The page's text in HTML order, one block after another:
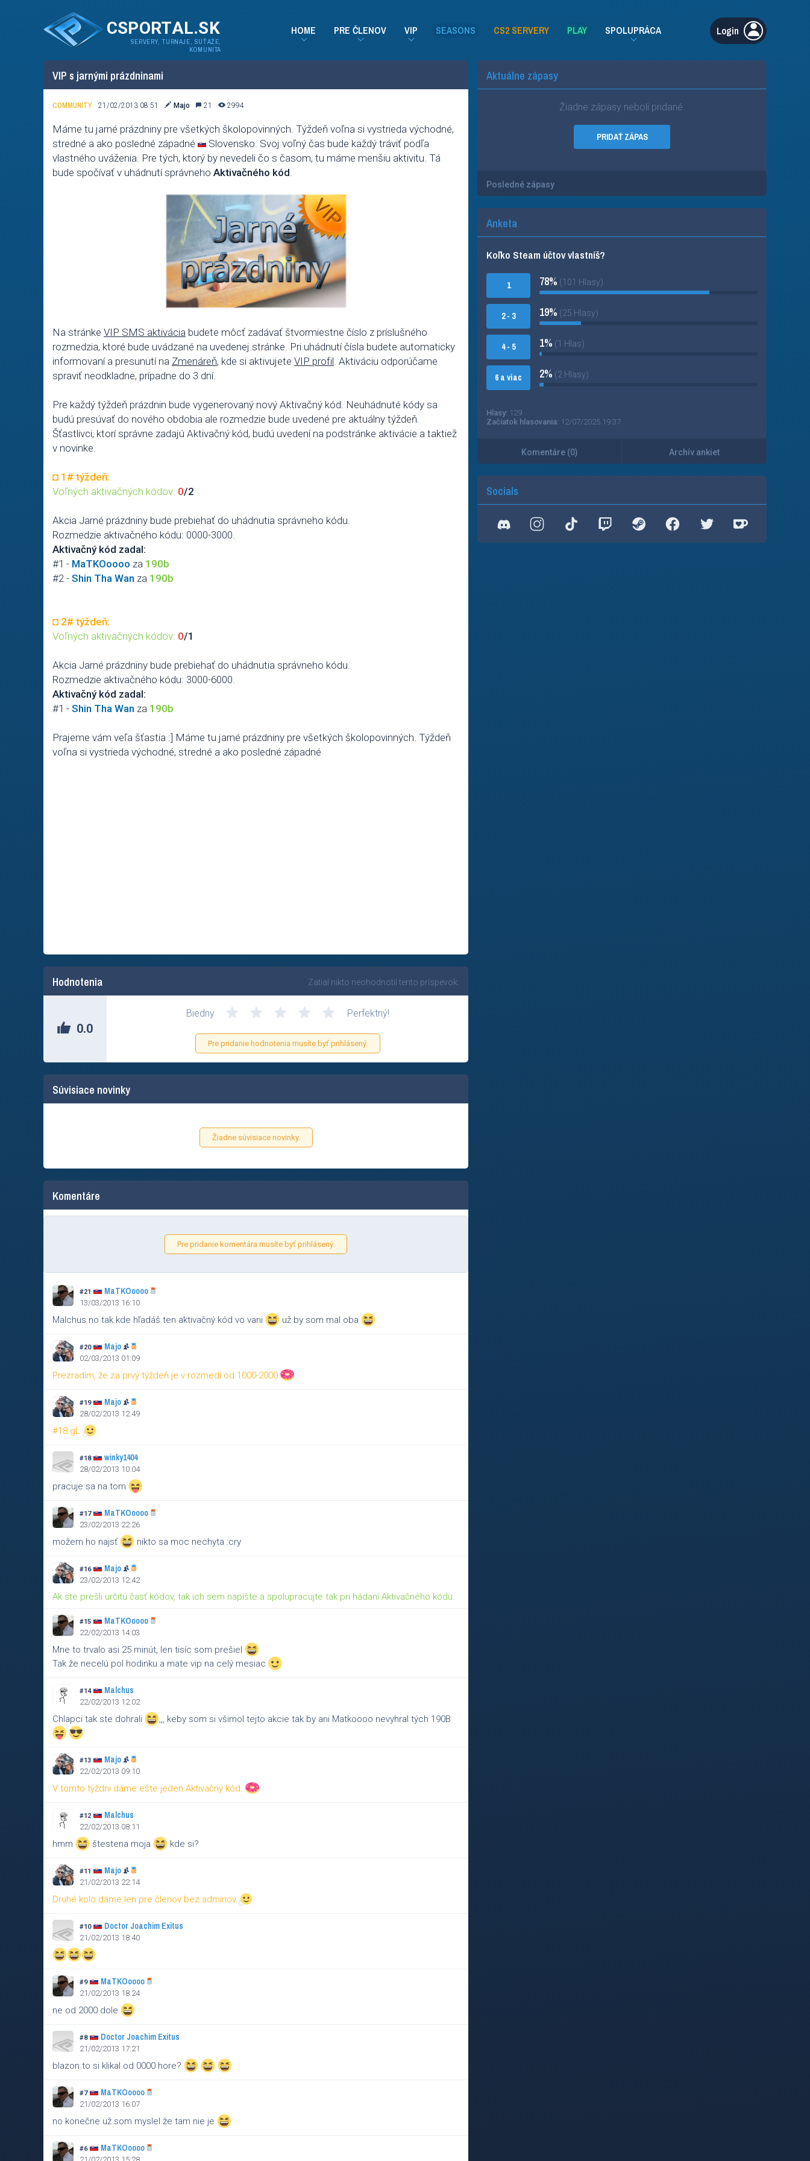
CSPORTAL.SK
SERVERY, TURNAJE, SÚŤAŽE,
KOMUNITA
HOME PRE ČLENOV VIP SEASONS CS2 SERVERY PLAY SPOLUPRÁCA Login
VIP s jarnými prázdninami
COMMUNITY 21/02/2013 08:51 Majo 21 2994
Máme tu jarné prázdniny pre všetkých školopovinných. Týždeň voľna si vystrieda východné,
stredné a ako posledné západné
Slovensko. Svoj voľný čas bude každý tráviť podľa
vlastného uváženia. Pre tých, ktorý by nevedeli čo s časom, tu máme menšiu aktivitu. Tá
bude spočívať v uhádnutí správneho Aktivačného kód.
Na stránke VIP SMS aktivácia budete môcť zadávať štvormiestne číslo z príslušného
rozmedzia, ktoré bude uvádzané na uvedenej stránke. Pri uhádnutí čísla budete automaticky
informovaní a presunutí na Zmenáreň, kde si aktivujete VIP profil. Aktiváciu odporúčame
spraviť neodkladne, prípadne do 3 dní.
Pre každý týždeň prázdnin bude vygenerovaný nový Aktivačný kód. Neuhádnuté kódy sa
budú presúvať do nového obdobia ale rozmedzie bude uvedené pre aktuálny týždeň.
Šťastlivci, ktorí správne zadajú Aktivačný kód, budú uvedení na podstránke aktivácie a taktiež
v novinke.
◘ 1# týždeň:
Voľných aktivačných kódov: 0/2
Akcia Jarné prázdniny bude prebiehať do uhádnutia správneho kódu.
Rozmedzie aktivačného kódu: 0000-3000.
Aktivačný kód zadal:
#1 - MaTKOoooo za 190b
#2 - Shin Tha Wan za 190b
◘ 2# týždeň:
Voľných aktivačných kódov: 0/1
Akcia Jarné prázdniny bude prebiehať do uhádnutia správneho kódu.
Rozmedzie aktivačného kódu: 3000-6000.
Aktivačný kód zadal:
#1 - Shin Tha Wan za 190b
Prajeme vám veľa šťastia :] Máme tu jarné prázdniny pre všetkých školopovinných. Týždeň
voľna si vystrieda východné, stredné a ako posledné západné
Hodnotenia Zatial nikto neohodnotil tento príspevok.
0.0
Biedny Perfektný!
Pre pridanie hodnotenia musíte byť prihlásený.
Súvisiace novinky
Žiadne súvisiace novinky.
Komentáre
Pre pridanie komentára musíte byť prihlásený.
#21 MaTKOoooo
13/03/2013 16:10
Malchus no tak kde hľadáš ten aktivačný kód vo vani už by som mal oba
#20 Majo
02/03/2013 01:09
Prezradím, že za prvý týždeň je v rozmedí od 1000-2000
#19 Majo
28/02/2013 12:49
#18 gL
#18 winky1404
28/02/2013 10:04
pracuje sa na tom
#17 MaTKOoooo
23/02/2013 22:26
možem ho najsť nikto sa moc nechyta :cry
#16 Majo
23/02/2013 12:42
Ak ste prešli určitú časť kódov, tak ich sem napíšte a spolupracujte tak pri hádaní Aktivačného kódu.
#15 MaTKOoooo
22/02/2013 14:03
Mne to trvalo asi 25 minút, len tisíc som prešiel
Tak že necelú pol hodinku a mate vip na celý mesiac
#14 Malchus
22/02/2013 12:02
Chlapci tak ste dohrali ,,, keby som si všimol tejto akcie tak by ani Matkoooo nevyhral tých 190B
#13 Majo
22/02/2013 09:10
V tomto týždni dáme ešte jeden Aktivačný kód.
#12 Malchus
22/02/2013 08:11
hmm štestena moja kde si?
#11 Majo
21/02/2013 22:14
Druhé kolo dáme len pre členov bez adminov
#10 Doctor Joachim Exitus
21/02/2013 18:40
#9 MaTKOoooo
21/02/2013 18:24
ne od 2000 dole
#8 Doctor Joachim Exitus
21/02/2013 17:21
blazon to si klikal od 0000 hore?
#7 MaTKOoooo
21/02/2013 16:07
no konečne už som myslel že tam nie je
#6 MaTKOoooo
Aktuálne zápasy
Žiadne zápasy neboli pridané.
PRIDAŤ ZÁPAS
Posledné zápasy
Anketa
Koľko Steam účtov vlastníš?
1
2 - 3
4 - 5
6 a viac
78% (101 Hlasy)
19% (25 Hlasy)
1% (1 Hlas)
2% (2 Hlasy)
Hlasy: 129
Začiatok hlasovania: 12/07/2025 19:37
Komentáre (0) Archív ankiet
Socials